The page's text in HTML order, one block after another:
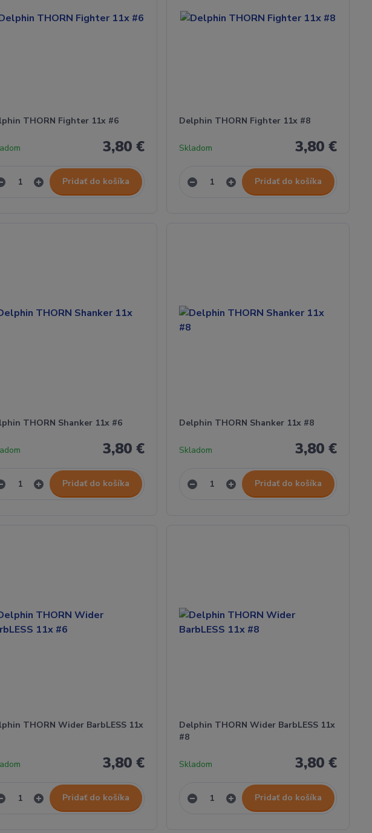
THORN Fighter 11x #6
3,80 €
Pridať do košíka
Delphin THORN Fighter 11x #8
3,80 €
Skladom
Pridať do košíka
THORN Shanker 11x #6
3,80 €
Pridať do košíka
Delphin THORN Shanker 11x #8
3,80 €
Skladom
Pridať do košíka
THORN Wider BarbLESS 11x
3,80 €
Pridať do košíka
Delphin THORN Wider BarbLESS 11x
#8
3,80 €
Skladom
Pridať do košíka